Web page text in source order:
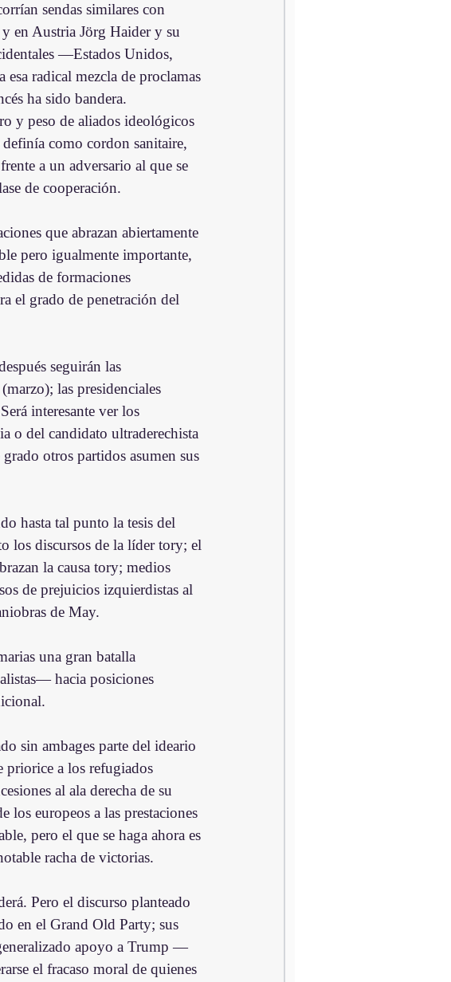
sendas similares con
en Austria Jörg Haider y su
—Estados Unidos,
radical mezcla de proclamas
ha sido bandera.
y peso de aliados ideológicos
como cordon sanitaire,
a un adversario al que se
de cooperación.
que abrazan abiertamente
pero igualmente importante,
de formaciones
el grado de penetración del
seguirán las
las presidenciales
interesante ver los
o del candidato ultraderechista
otros partidos asumen sus
hasta tal punto la tesis del
los discursos de la líder tory; el
la causa tory; medios
de prejuicios izquierdistas al
de May.
una gran batalla
hacia posiciones
sin ambages parte del ideario
priorice a los refugiados
al ala derecha de su
los europeos a las prestaciones
pero el que se haga ahora es
racha de victorias.
Pero el discurso planteado
en el Grand Old Party; sus
apoyo a Trump —
el fracaso moral de quienes